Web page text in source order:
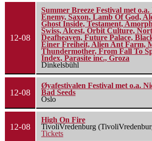
12-08
Summer Breeze Festival met
Enemy, Saxon, Lamb Of God,
Ghost Inside, Testament,
Swiss, Alcest, Orbit Culture,
Deafheaven, Future Palace,
Einer Freiheit, Alien Ant Farm,
Thundermother, From Fall To
Index, Parasite inc., Groza
Dinkelsbühl
12-08
Øyafestivalen Festival met o.a.
Bad Seeds
Oslo
12-08
High On Fire
TivoliVredenburg
Tickets